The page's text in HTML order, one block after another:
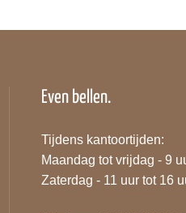
Even bellen.
Tijdens kantoortijden:
Maandag tot vrijdag - 9
Zaterdag - 11 uur tot 16